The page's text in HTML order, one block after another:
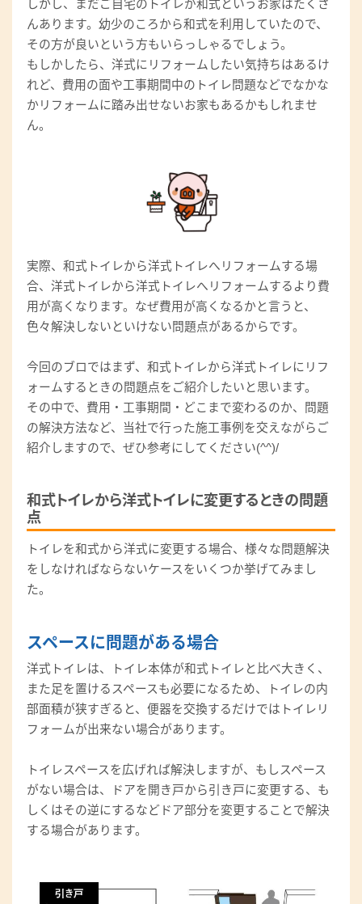
しかし、まだご自宅のトイレが和式というお家はたくさ
んあります。幼少のころから和式を利用していたので、
その方が良いという方もいらっしゃるでしょう。
もしかしたら、洋式にリフォームしたい気持ちはあるけ
れど、費用の面や工事期間中のトイレ問題などでなかな
かリフォームに踏み出せないお家もあるかもしれませ
ん。
実際、和式トイレから洋式トイレへリフォームする場
合、洋式トイレから洋式トイレへリフォームするより費
用が高くなります。なぜ費用が高くなるかと言うと、
色々解決しないといけない問題点があるからです。
今回のブロではまず、和式トイレから洋式トイレにリフ
ォームするときの問題点をご紹介したいと思います。
その中で、費用・工事期間・どこまで変わるのか、問題
の解決方法など、当社で行った施工事例を交えながらご
紹介しますので、ぜひ参考にしてください(^^)/
和式トイレから洋式トイレに変更するときの問題
点
トイレを和式から洋式に変更する場合、様々な問題解決
をしなければならないケースをいくつか挙げてみまし
た。
スペースに問題がある場合
洋式トイレは、トイレ本体が和式トイレと比べ大きく、
また足を置けるスペースも必要になるため、トイレの内
部面積が狭すぎると、便器を交換するだけではトイレリ
フォームが出来ない場合があります。
トイレスペースを広げれば解決しますが、もしスペース
がない場合は、ドアを開き戸から引き戸に変更する、も
しくはその逆にするなどドア部分を変更することで解決
する場合があります。